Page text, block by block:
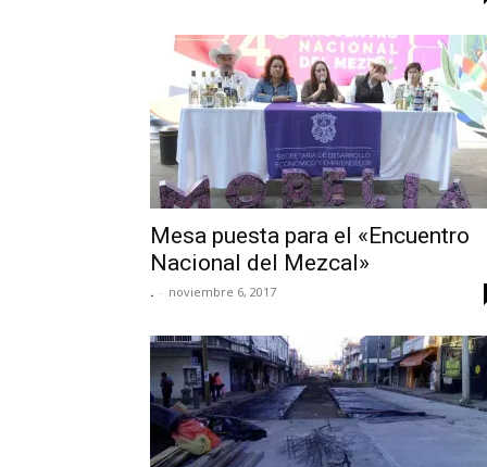
Mesa puesta para el «Encuentro
Nacional del Mezcal»
. - noviembre 6, 2017